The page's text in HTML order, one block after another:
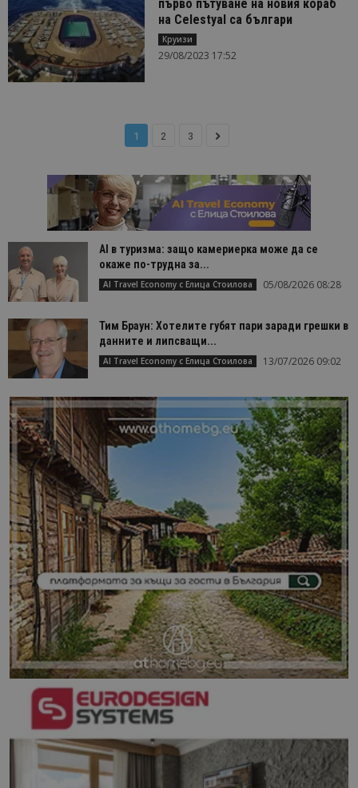
първо пътуване на новия кораб
на Celestyal са българи
Круизи
29/08/2023 17:52
1 2 3
AI в туризма: защо камериерка може да се
окаже по-трудна за...
AI Travel Economy с Елица Стоилова 05/08/2026 08:28
Тим Браун: Хотелите губят пари заради грешки в
данните и липсващи...
AI Travel Economy с Елица Стоилова 13/07/2026 09:02